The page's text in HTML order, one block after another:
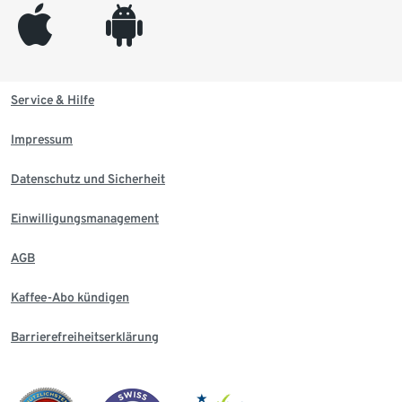
appleinc android
Service & Hilfe
Impressum
Datenschutz und Sicherheit
Einwilligungsmanagement
AGB
Kaffee-Abo kündigen
Barrierefreiheitserklärung